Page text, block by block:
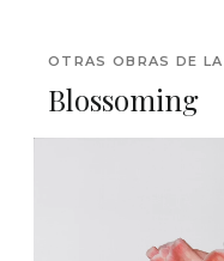
OTRAS OBRAS DE LA
Blossoming